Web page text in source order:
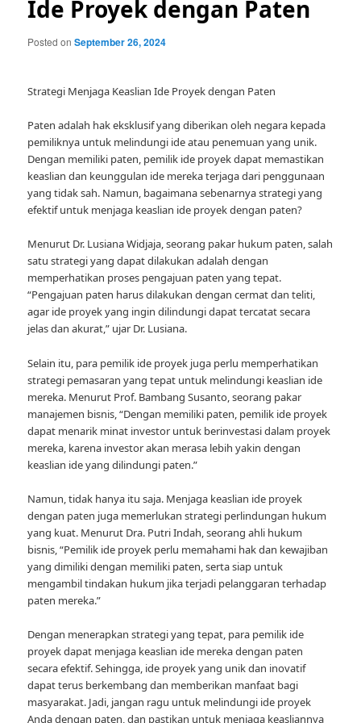
Ide Proyek dengan Paten
Posted onSeptember 26, 2024
Strategi Menjaga Keaslian Ide Proyek dengan Paten
Paten adalah hak eksklusif yang diberikan oleh negara kepada
pemiliknya untuk melindungi ide atau penemuan yang unik.
Dengan memiliki paten, pemilik ide proyek dapat memastikan
keaslian dan keunggulan ide mereka terjaga dari penggunaan
yang tidak sah. Namun, bagaimana sebenarnya strategi yang
efektif untuk menjaga keaslian ide proyek dengan paten?
Menurut Dr. Lusiana Widjaja, seorang pakar hukum paten, salah
satu strategi yang dapat dilakukan adalah dengan
memperhatikan proses pengajuan paten yang tepat.
“Pengajuan paten harus dilakukan dengan cermat dan teliti,
agar ide proyek yang ingin dilindungi dapat tercatat secara
jelas dan akurat,” ujar Dr. Lusiana.
Selain itu, para pemilik ide proyek juga perlu memperhatikan
strategi pemasaran yang tepat untuk melindungi keaslian ide
mereka. Menurut Prof. Bambang Susanto, seorang pakar
manajemen bisnis, “Dengan memiliki paten, pemilik ide proyek
dapat menarik minat investor untuk berinvestasi dalam proyek
mereka, karena investor akan merasa lebih yakin dengan
keaslian ide yang dilindungi paten.”
Namun, tidak hanya itu saja. Menjaga keaslian ide proyek
dengan paten juga memerlukan strategi perlindungan hukum
yang kuat. Menurut Dra. Putri Indah, seorang ahli hukum
bisnis, “Pemilik ide proyek perlu memahami hak dan kewajiban
yang dimiliki dengan memiliki paten, serta siap untuk
mengambil tindakan hukum jika terjadi pelanggaran terhadap
paten mereka.”
Dengan menerapkan strategi yang tepat, para pemilik ide
proyek dapat menjaga keaslian ide mereka dengan paten
secara efektif. Sehingga, ide proyek yang unik dan inovatif
dapat terus berkembang dan memberikan manfaat bagi
masyarakat. Jadi, jangan ragu untuk melindungi ide proyek
Anda dengan paten, dan pastikan untuk menjaga keasliannya